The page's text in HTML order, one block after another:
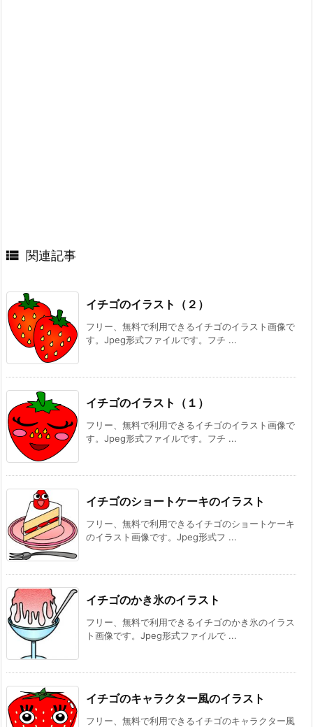
 関連記事
イチゴのイラスト（２）
フリー、無料で利用できるイチゴのイラスト画像で
す。Jpeg形式ファイルです。フチ ...
イチゴのイラスト（１）
フリー、無料で利用できるイチゴのイラスト画像で
す。Jpeg形式ファイルです。フチ ...
イチゴのショートケーキのイラスト
フリー、無料で利用できるイチゴのショートケーキ
のイラスト画像です。Jpeg形式フ ...
イチゴのかき氷のイラスト
フリー、無料で利用できるイチゴのかき氷のイラス
ト画像です。Jpeg形式ファイルで ...
イチゴのキャラクター風のイラスト
フリー、無料で利用できるイチゴのキャラクター風